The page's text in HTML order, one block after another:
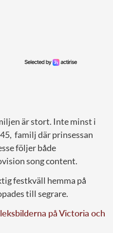
är stort. Inte minst i
familj där prinsessan
följer både
song content.
festkväll hemma på
till segrare.
på Victoria och